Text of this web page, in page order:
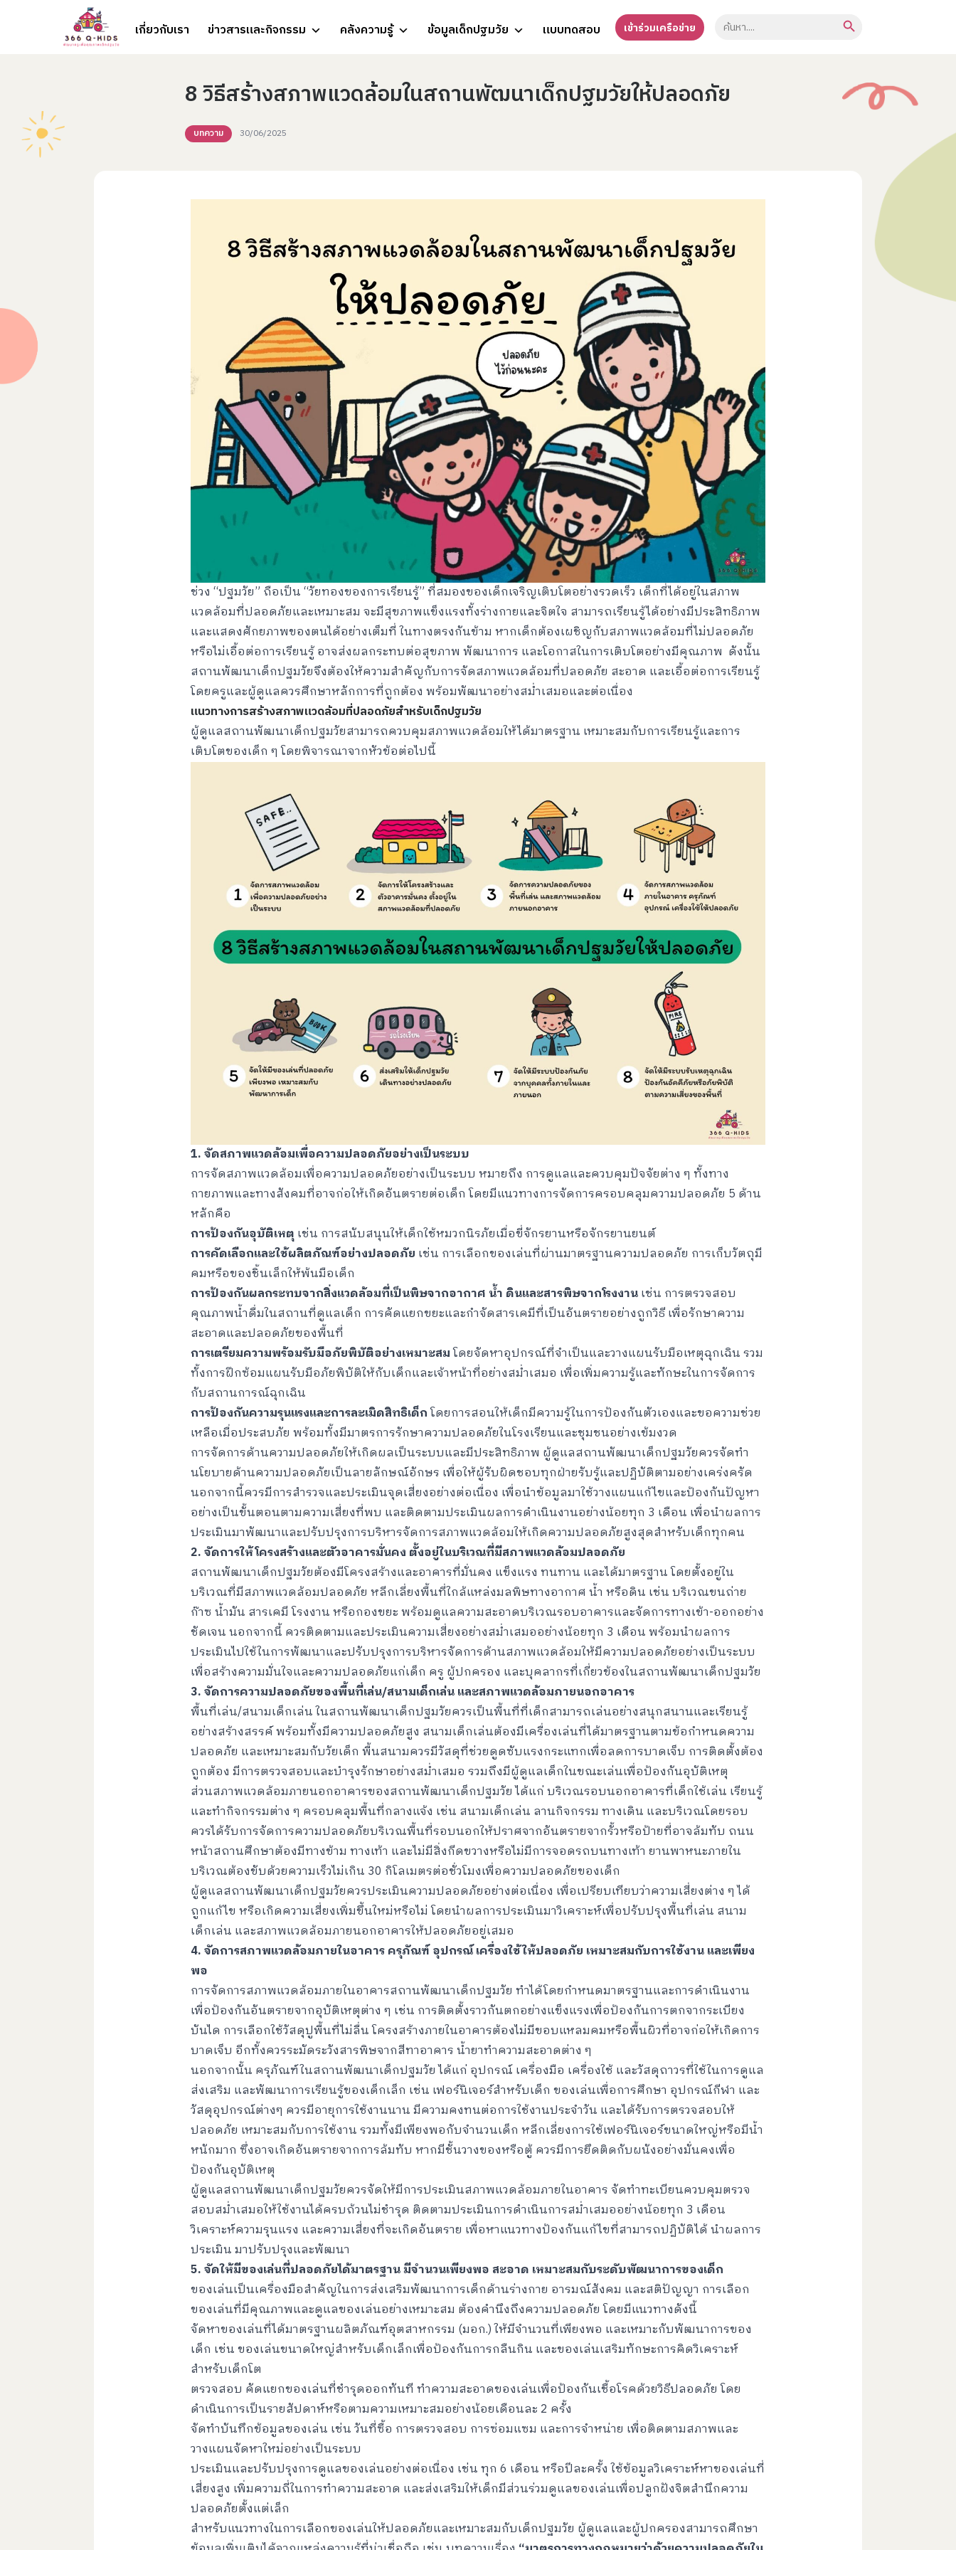
เกี่ยวกับเรา
ข่าวสารและกิจกรรม คลังความรู้ ข้อมูลเด็กปฐมวัย แบบทดสอบ เข้าร่วมเครือข่าย
Search
for:
8 วิธีสร้างสภาพแวดล้อมในสถานพัฒนาเด็กปฐมวัยให้ปลอดภัย
บทความ 30/06/2025
ช่วง “ปฐมวัย” ถือเป็น “วัยทองของการเรียนรู้” ที่สมองของเด็กเจริญเติบโตอย่างรวดเร็ว เด็กที่ได้อยู่ในสภาพ
แวดล้อมที่ปลอดภัยและเหมาะสม จะมีสุขภาพแข็งแรงทั้งร่างกายและจิตใจ สามารถเรียนรู้ได้อย่างมีประสิทธิภาพ
และแสดงศักยภาพของตนได้อย่างเต็มที่ ในทางตรงกันข้าม หากเด็กต้องเผชิญกับสภาพแวดล้อมที่ไม่ปลอดภัย
หรือไม่เอื้อต่อการเรียนรู้ อาจส่งผลกระทบต่อสุขภาพ พัฒนาการ และโอกาสในการเติบโตอย่างมีคุณภาพ ดังนั้น
สถานพัฒนาเด็กปฐมวัยจึงต้องให้ความสำคัญกับการจัดสภาพแวดล้อมที่ปลอดภัย สะอาด และเอื้อต่อการเรียนรู้
โดยครูและผู้ดูแลควรศึกษาหลักการที่ถูกต้อง พร้อมพัฒนาอย่างสม่ำเสมอและต่อเนื่อง
แนวทางการสร้างสภาพแวดล้อมที่ปลอดภัยสำหรับเด็กปฐมวัย
ผู้ดูแลสถานพัฒนาเด็กปฐมวัยสามารถควบคุมสภาพแวดล้อมให้ได้มาตรฐาน เหมาะสมกับการเรียนรู้และการ
เติบโตของเด็ก ๆ โดยพิจารณาจากหัวข้อต่อไปนี้
1. จัดสภาพแวดล้อมเพื่อความปลอดภัยอย่างเป็นระบบ
การจัดสภาพแวดล้อมเพื่อความปลอดภัยอย่างเป็นระบบ หมายถึง การดูแลและควบคุมปัจจัยต่าง ๆ ทั้งทาง
กายภาพและทางสังคมที่อาจก่อให้เกิดอันตรายต่อเด็ก โดยมีแนวทางการจัดการครอบคลุมความปลอดภัย 5 ด้าน
หลักคือ
การป้องกันอุบัติเหตุเช่น การสนับสนุนให้เด็กใช้หมวกนิรภัยเมื่อขี่จักรยานหรือจักรยานยนต์
การคัดเลือกและใช้ผลิตภัณฑ์อย่างปลอดภัย เช่น การเลือกของเล่นที่ผ่านมาตรฐานความปลอดภัย การเก็บวัตถุมี
คมหรือของชิ้นเล็กให้พ้นมือเด็ก
การป้องกันผลกระทบจากสิ่งแวดล้อมที่เป็นพิษจากอากาศ น้ำ ดินและสารพิษจากโรงงานเช่น การตรวจสอบ
คุณภาพน้ำดื่มในสถานที่ดูแลเด็ก การคัดแยกขยะและกำจัดสารเคมีที่เป็นอันตรายอย่างถูกวิธี เพื่อรักษาความ
สะอาดและปลอดภัยของพื้นที่
การเตรียมความพร้อมรับมือภัยพิบัติอย่างเหมาะสมโดยจัดหาอุปกรณ์ที่จำเป็นและวางแผนรับมือเหตุฉุกเฉิน รวม
ทั้งการฝึกซ้อมแผนรับมือภัยพิบัติให้กับเด็กและเจ้าหน้าที่อย่างสม่ำเสมอ เพื่อเพิ่มความรู้และทักษะในการจัดการ
กับสถานการณ์ฉุกเฉิน
การป้องกันความรุนแรงและการละเมิดสิทธิเด็กโดยการสอนให้เด็กมีความรู้ในการป้องกันตัวเองและขอความช่วย
เหลือเมื่อประสบภัย พร้อมทั้งมีมาตรการรักษาความปลอดภัยในโรงเรียนและชุมชนอย่างเข้มงวด
การจัดการด้านความปลอดภัยให้เกิดผลเป็นระบบและมีประสิทธิภาพ ผู้ดูแลสถานพัฒนาเด็กปฐมวัยควรจัดทำ
นโยบายด้านความปลอดภัยเป็นลายลักษณ์อักษร เพื่อให้ผู้รับผิดชอบทุกฝ่ายรับรู้และปฏิบัติตามอย่างเคร่งครัด
นอกจากนี้ควรมีการสำรวจและประเมินจุดเสี่ยงอย่างต่อเนื่อง เพื่อนำข้อมูลมาใช้วางแผนแก้ไขและป้องกันปัญหา
อย่างเป็นขั้นตอนตามความเสี่ยงที่พบ และติดตามประเมินผลการดำเนินงานอย่างน้อยทุก 3 เดือน เพื่อนำผลการ
ประเมินมาพัฒนาและปรับปรุงการบริหารจัดการสภาพแวดล้อมให้เกิดความปลอดภัยสูงสุดสำหรับเด็กทุกคน
2. จัดการให้โครงสร้างและตัวอาคารมั่นคง ตั้งอยู่ในบริเวณที่มีสภาพแวดล้อมปลอดภัย
สถานพัฒนาเด็กปฐมวัยต้องมีโครงสร้างและอาคารที่มั่นคง แข็งแรง ทนทาน และได้มาตรฐาน โดยตั้งอยู่ใน
บริเวณที่มีสภาพแวดล้อมปลอดภัย หลีกเลี่ยงพื้นที่ใกล้แหล่งมลพิษทางอากาศ น้ำ หรือดิน เช่น บริเวณขนถ่าย
ก๊าซ น้ำมัน สารเคมี โรงงาน หรือกองขยะ พร้อมดูแลความสะอาดบริเวณรอบอาคารและจัดการทางเข้า-ออกอย่าง
ชัดเจน นอกจากนี้ ควรติดตามและประเมินความเสี่ยงอย่างสม่ำเสมออย่างน้อยทุก 3 เดือน พร้อมนำผลการ
ประเมินไปใช้ในการพัฒนาและปรับปรุงการบริหารจัดการด้านสภาพแวดล้อมให้มีความปลอดภัยอย่างเป็นระบบ
เพื่อสร้างความมั่นใจและความปลอดภัยแก่เด็ก ครู ผู้ปกครอง และบุคลากรที่เกี่ยวข้องในสถานพัฒนาเด็กปฐมวัย
3. จัดการความปลอดภัยของพื้นที่เล่น/สนามเด็กเล่น และสภาพแวดล้อมภายนอกอาคาร
พื้นที่เล่น/สนามเด็กเล่น ในสถานพัฒนาเด็กปฐมวัยควรเป็นพื้นที่ที่เด็กสามารถเล่นอย่างสนุกสนานและเรียนรู้
อย่างสร้างสรรค์ พร้อมทั้งมีความปลอดภัยสูง สนามเด็กเล่นต้องมีเครื่องเล่นที่ได้มาตรฐานตามข้อกำหนดความ
ปลอดภัย และเหมาะสมกับวัยเด็ก พื้นสนามควรมีวัสดุที่ช่วยดูดซับแรงกระแทกเพื่อลดการบาดเจ็บ การติดตั้งต้อง
ถูกต้อง มีการตรวจสอบและบำรุงรักษาอย่างสม่ำเสมอ รวมถึงมีผู้ดูแลเด็กในขณะเล่นเพื่อป้องกันอุบัติเหตุ
ส่วนสภาพแวดล้อมภายนอกอาคารของสถานพัฒนาเด็กปฐมวัย ได้แก่ บริเวณรอบนอกอาคารที่เด็กใช้เล่น เรียนรู้
และทำกิจกรรมต่าง ๆ ครอบคลุมพื้นที่กลางแจ้ง เช่น สนามเด็กเล่น ลานกิจกรรม ทางเดิน และบริเวณโดยรอบ
ควรได้รับการจัดการความปลอดภัยบริเวณพื้นที่รอบนอกให้ปราศจากอันตรายจากรั้วหรือป้ายที่อาจล้มทับ ถนน
หน้าสถานศึกษาต้องมีทางข้าม ทางเท้า และไม่มีสิ่งกีดขวางหรือไม่มีการจอดรถบนทางเท้า ยานพาหนะภายใน
บริเวณต้องขับด้วยความเร็วไม่เกิน 30 กิโลเมตรต่อชั่วโมงเพื่อความปลอดภัยของเด็ก
ผู้ดูแลสถานพัฒนาเด็กปฐมวัยควรประเมินความปลอดภัยอย่างต่อเนื่อง เพื่อเปรียบเทียบว่าความเสี่ยงต่าง ๆ ได้
ถูกแก้ไข หรือเกิดความเสี่ยงเพิ่มขึ้นใหม่หรือไม่ โดยนำผลการประเมินมาวิเคราะห์เพื่อปรับปรุงพื้นที่เล่น สนาม
เด็กเล่น และสภาพแวดล้อมภายนอกอาคารให้ปลอดภัยอยู่เสมอ
4. จัดการสภาพแวดล้อมภายในอาคาร ครุภัณฑ์ อุปกรณ์ เครื่องใช้ให้ปลอดภัย เหมาะสมกับการใช้งาน และเพียง
พอ
การจัดการสภาพแวดล้อมภายในอาคารสถานพัฒนาเด็กปฐมวัย ทำได้โดยกำหนดมาตรฐานและการดำเนินงาน
เพื่อป้องกันอันตรายจากอุบัติเหตุต่าง ๆ เช่น การติดตั้งราวกันตกอย่างแข็งแรงเพื่อป้องกันการตกจากระเบียง
บันได การเลือกใช้วัสดุปูพื้นที่ไม่ลื่น โครงสร้างภายในอาคารต้องไม่มีขอบแหลมคมหรือพื้นผิวที่อาจก่อให้เกิดการ
บาดเจ็บ อีกทั้งควรระมัดระวังสารพิษจากสีทาอาคาร น้ำยาทำความสะอาดต่าง ๆ
นอกจากนั้น ครุภัณฑ์ในสถานพัฒนาเด็กปฐมวัย ได้แก่ อุปกรณ์ เครื่องมือ เครื่องใช้ และวัสดุถาวรที่ใช้ในการดูแล
ส่งเสริม และพัฒนาการเรียนรู้ของเด็กเล็ก เช่น เฟอร์นิเจอร์สำหรับเด็ก ของเล่นเพื่อการศึกษา อุปกรณ์กีฬา และ
วัสดุอุปกรณ์ต่างๆ ควรมีอายุการใช้งานนาน มีความคงทนต่อการใช้งานประจำวัน และได้รับการตรวจสอบให้
ปลอดภัย เหมาะสมกับการใช้งาน รวมทั้งมีเพียงพอกับจำนวนเด็ก หลีกเลี่ยงการใช้เฟอร์นิเจอร์ขนาดใหญ่หรือมีน้ำ
หนักมาก ซึ่งอาจเกิดอันตรายจากการล้มทับ หากมีชั้นวางของหรือตู้ ควรมีการยึดติดกับผนังอย่างมั่นคงเพื่อ
ป้องกันอุบัติเหตุ
ผู้ดูแลสถานพัฒนาเด็กปฐมวัยควรจัดให้มีการประเมินสภาพแวดล้อมภายในอาคาร จัดทำทะเบียนควบคุมตรวจ
สอบสม่ำเสมอให้ใช้งานได้ครบถ้วนไม่ชำรุด ติดตามประเมินการดำเนินการสม่ำเสมออย่างน้อยทุก 3 เดือน
วิเคราะห์ความรุนแรง และความเสี่ยงที่จะเกิดอันตราย เพื่อหาแนวทางป้องกันแก้ไขที่สามารถปฏิบัติได้ นำผลการ
ประเมิน มาปรับปรุงและพัฒนา
5. จัดให้มีของเล่นที่ปลอดภัยได้มาตรฐาน มีจำนวนเพียงพอ สะอาด เหมาะสมกับระดับพัฒนาการของเด็ก
ของเล่นเป็นเครื่องมือสำคัญในการส่งเสริมพัฒนาการเด็กด้านร่างกาย อารมณ์สังคม และสติปัญญา การเลือก
ของเล่นที่มีคุณภาพและดูแลของเล่นอย่างเหมาะสม ต้องคำนึงถึงความปลอดภัย โดยมีแนวทางดังนี้
จัดหาของเล่นที่ได้มาตรฐานผลิตภัณฑ์อุตสาหกรรม (มอก.) ให้มีจำนวนที่เพียงพอ และเหมาะกับพัฒนาการของ
เด็ก เช่น ของเล่นขนาดใหญ่สำหรับเด็กเล็กเพื่อป้องกันการกลืนกิน และของเล่นเสริมทักษะการคิดวิเคราะห์
สำหรับเด็กโต
ตรวจสอบ คัดแยกของเล่นที่ชำรุดออกทันที ทำความสะอาดของเล่นเพื่อป้องกันเชื้อโรคด้วยวิธีปลอดภัย โดย
ดำเนินการเป็นรายสัปดาห์หรือตามความเหมาะสมอย่างน้อยเดือนละ 2 ครั้ง
จัดทำบันทึกข้อมูลของเล่น เช่น วันที่ซื้อ การตรวจสอบ การซ่อมแซม และการจำหน่าย เพื่อติดตามสภาพและ
วางแผนจัดหาใหม่อย่างเป็นระบบ
ประเมินและปรับปรุงการดูแลของเล่นอย่างต่อเนื่อง เช่น ทุก 6 เดือน หรือปีละครั้ง ใช้ข้อมูลวิเคราะห์หาของเล่นที่
เสี่ยงสูง เพิ่มความถี่ในการทำความสะอาด และส่งเสริมให้เด็กมีส่วนร่วมดูแลของเล่นเพื่อปลูกฝังจิตสำนึกความ
ปลอดภัยตั้งแต่เล็ก
สำหรับแนวทางในการเลือกของเล่นให้ปลอดภัยและเหมาะสมกับเด็กปฐมวัย ผู้ดูแลและผู้ปกครองสามารถศึกษา